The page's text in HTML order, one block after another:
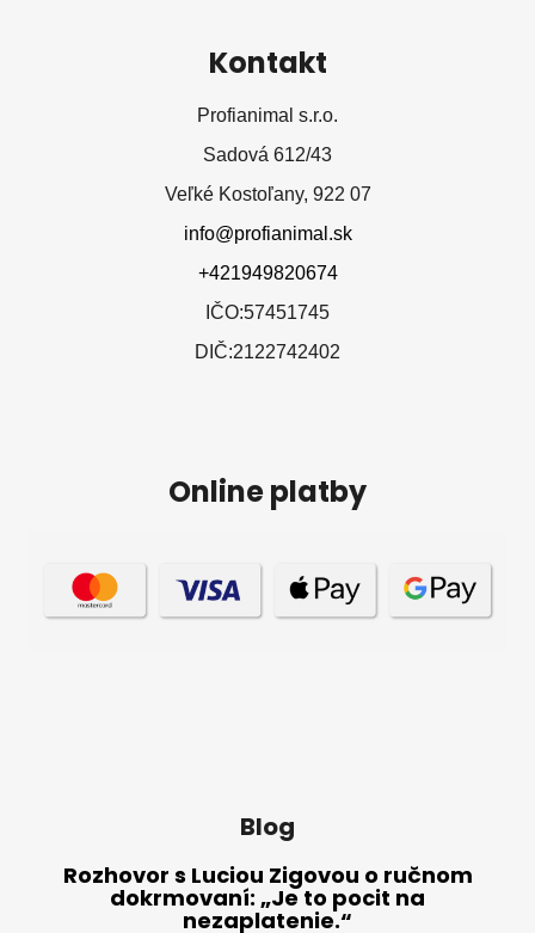
Kontakt
Profianimal s.r.o.
Sadová 612/43
Veľké Kostoľany, 922 07
info@profianimal.sk
+421949820674
IČO:57451745
DIČ:2122742402
Online platby
Blog
Rozhovor s Luciou Zigovou o ručnom
dokrmovaní: „Je to pocit na
nezaplatenie.“